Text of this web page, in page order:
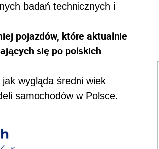
badań technicznych i
pojazdów, które aktualnie
się po polskich
wygląda średni wiek
samochodów w Polsce.